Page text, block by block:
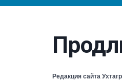
Редакция сайта